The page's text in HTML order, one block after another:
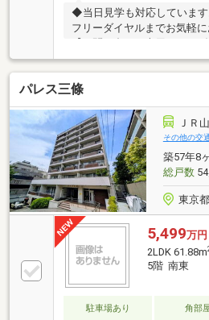
◆当日見学も対応していま
フリーダイヤルまでお気軽に
４－３７５】◆ご来店、ご
での送迎も行っております
さがし】（1）お客様一人ひ
料でサポートする支援制度
る無理のない返済シミュレ
せください）（3）当社提携
０．９５％（ZEH住宅の場合
（全疾病保障+3大疾病50％
害レポート配布（5）火災保
ート（団体割引
パレス三條
ＪＲ
その他の交
築57年8
総戸数54
東京
5,499万円
2LDK 61.88m
5階 南東
駐車場あり 角部